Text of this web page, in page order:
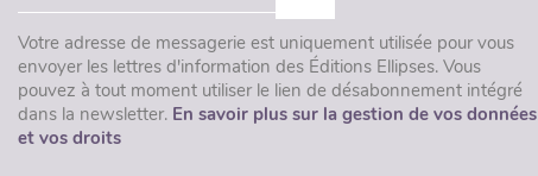
Votre adresse de messagerie est uniquement utilisée pour vous
envoyer les lettres d'information des Éditions Ellipses. Vous
pouvez à tout moment utiliser le lien de désabonnement intégré
dans la newsletter. En savoir plus sur la gestion de vos données
et vos droits